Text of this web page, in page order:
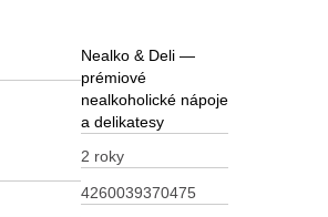
Nealko & Deli —
prémiové
nealkoholické nápoje
a delikatesy
2 roky
4260039370475